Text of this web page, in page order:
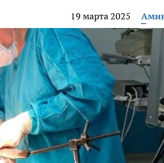
19 марта 2025